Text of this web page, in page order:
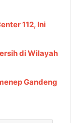
112, Ini
di Wilayah
Gandeng